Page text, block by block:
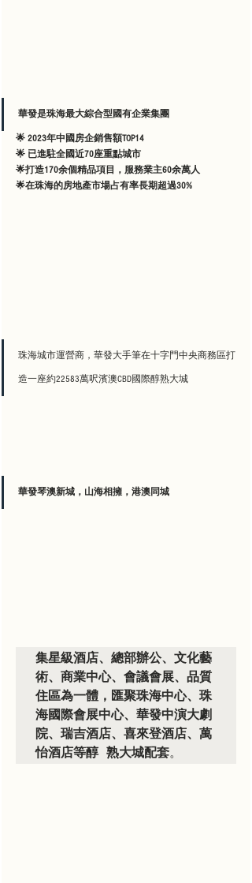
華發是珠海最大綜合型國有企業集團
🌟 2023年中國房企銷售額TOP14
🌟 已進駐全國近70座重點城市
🌟打造170余個精品項目，服務業主60余萬人
🌟在珠海的房地產市場占有率長期超過30%
珠海城市運營商，華發大手筆在十字門中央商務區打
造一座約22583萬呎濱澳CBD國際醇熟大城
華發琴澳新城，山海相擁，港澳同城
集星級酒店、總部辦公、文化藝
術、商業中心、會議會展、品質
住區為一體，匯聚珠海中心、珠
海國際會展中心、華發中演大劇
院、瑞吉酒店、喜來登酒店、萬
怡酒店等醇 熟大城配套。